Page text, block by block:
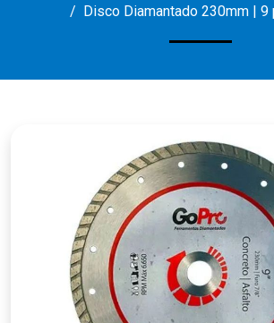
Disco Diamantado 230mm | 9